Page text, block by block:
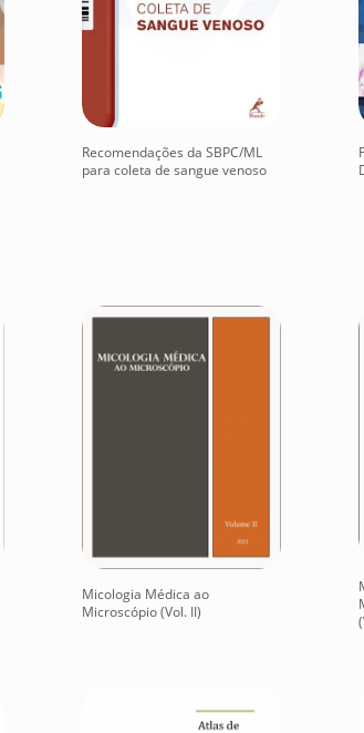
Recomendações da SBPC/ML
para coleta de sangue venoso
Micologia Médica ao
Microscópio (Vol. II)